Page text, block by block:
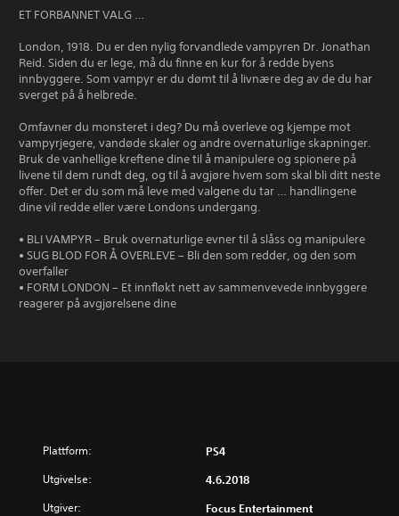
ET FORBANNET VALG …
London, 1918. Du er den nylig forvandlede vampyren Dr. Jonathan
Reid. Siden du er lege, må du finne en kur for å redde byens
innbyggere. Som vampyr er du dømt til å livnære deg av de du har
sverget på å helbrede.
Omfavner du monsteret i deg? Du må overleve og kjempe mot
vampyrjegere, vandøde skaler og andre overnaturlige skapninger.
Bruk de vanhellige kreftene dine til å manipulere og spionere på
livene til dem rundt deg, og til å avgjøre hvem som skal bli ditt neste
offer. Det er du som må leve med valgene du tar … handlingene
dine vil redde eller være Londons undergang.
• BLI VAMPYR – Bruk overnaturlige evner til å slåss og manipulere
• SUG BLOD FOR Å OVERLEVE – Bli den som redder, og den som
overfaller
• FORM LONDON – Et innfløkt nett av sammenvevede innbyggere
reagerer på avgjørelsene dine
Plattform: PS4
Utgivelse: 4.6.2018
Utgiver: Focus Entertainment